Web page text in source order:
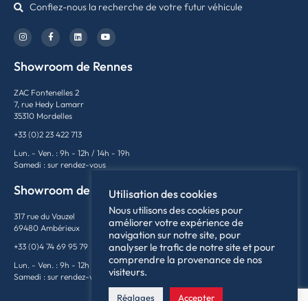
Confiez-nous la recherche de votre futur véhicule
Showroom de Rennes
ZAC Fontenelles 2
7, rue Hedy Lamarr
35310 Mordelles
+33 (0)2 23 422 713
Lun. - Ven. : 9h - 12h / 14h - 19h
Samedi : sur rendez-vous
Showroom de Lyon
317 rue du Vauzel
69480 Ambérieux
+33 (0)4 74 69 95 79
Lun. - Ven. : 9h - 12h / 14h - 18h
Samedi : sur rendez-vous
Utilisation des cookies
Nous utilisons des cookies pour
améliorer votre expérience de
navigation sur notre site, pour
analyser le trafic de notre site et pour
comprendre la provenance de nos
visiteurs.
Réglages Accepter